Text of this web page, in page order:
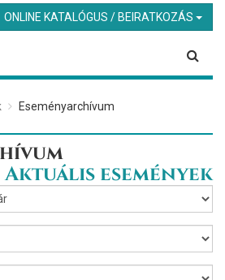
ONLINE KATALÓGUS / BEIRATKOZÁS
Eseményarchívum
Aktuális események